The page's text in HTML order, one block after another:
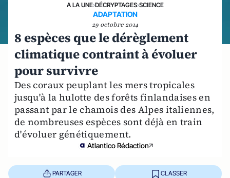
A LA UNE›DÉCRYPTAGES›SCIENCE
ADAPTATION
29 octobre 2014
8 espèces que le dérèglement
climatique contraint à évoluer
pour survivre
Des coraux peuplant les mers tropicales
jusqu'à la hulotte des forêts finlandaises en
passant par le chamois des Alpes italiennes,
de nombreuses espèces sont déjà en train
d'évoluer génétiquement.
Atlantico Rédaction
PARTAGER CLASSER